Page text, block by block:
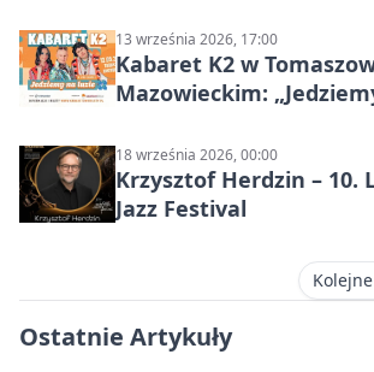
13 września 2026, 17:00
Kabaret K2 w
Mazowieckim:
Społecznej
18 września 2026, 00:00
Krzysztof Herdzin – 10.
Jazz Festival
Ostatnie Artykuły